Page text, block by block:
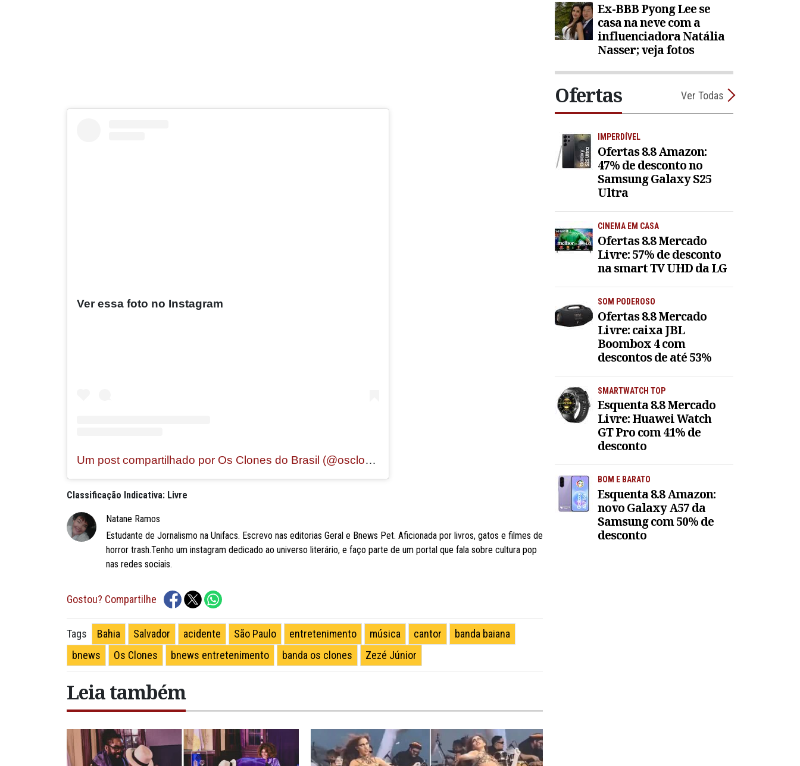
Ver essa foto no Instagram
Um post compartilhado por Os Clones do Brasil (@osclonesdobrasil)
Classificação Indicativa: Livre
Natane Ramos
Estudante de Jornalismo na Unifacs. Escrevo nas editorias Geral e Bnews Pet. Aficionada por livros, gatos e filmes de
horror trash.Tenho um instagram dedicado ao universo literário, e faço parte de um portal que fala sobre cultura pop
nas redes sociais.
Gostou? Compartilhe
Tags Bahia Salvador acidente São Paulo entretenimento música cantor
banda baiana
bnews
Os Clones bnews entretenimento banda os clones Zezé Júnior
Leia também
Ex-BBB Pyong Lee se
casa na neve com a
influenciadora Natália
Nasser; veja fotos
Ofertas Ver Todas
IMPERDÍVEL
Ofertas 8.8 Amazon:
47% de desconto no
Samsung Galaxy S25
Ultra
CINEMA EM CASA
Ofertas 8.8 Mercado
Livre: 57% de desconto
na smart TV UHD da LG
SOM PODEROSO
Ofertas 8.8 Mercado
Livre: caixa JBL
Boombox 4 com
descontos de até 53%
SMARTWATCH TOP
Esquenta 8.8 Mercado
Livre: Huawei Watch
GT Pro com 41% de
desconto
BOM E BARATO
Esquenta 8.8 Amazon:
novo Galaxy A57 da
Samsung com 50% de
desconto